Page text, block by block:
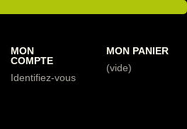
MON
COMPTE
Identifiez-vous
MON PANIER
(vide)